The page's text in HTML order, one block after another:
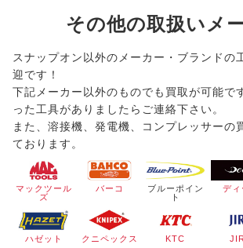
その他の取扱いメ
スナップオン以外のメーカー・ブランドの
迎です！
下記メーカー以外のものでも買取が可能で
った工具がありましたらご連絡下さい。
また、溶接機、発電機、コンプレッサーの
ております。
マックツール
ズ
バーコ
ブルーポイン
ト
ディ
ハゼット クニペックス KTC